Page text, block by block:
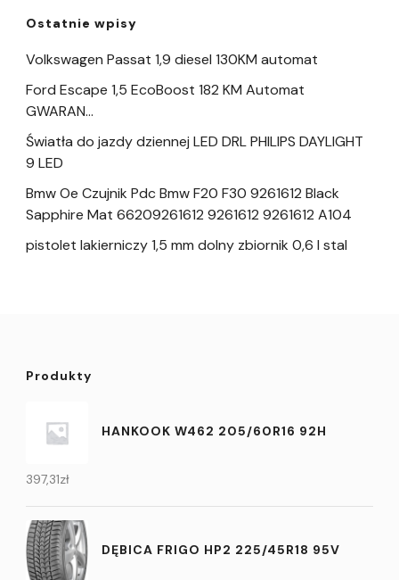
Ostatnie wpisy
Volkswagen Passat 1,9 diesel 130KM automat
Ford Escape 1,5 EcoBoost 182 KM Automat
GWARAN…
Światła do jazdy dziennej LED DRL PHILIPS DAYLIGHT
9 LED
Bmw Oe Czujnik Pdc Bmw F20 F30 9261612 Black
Sapphire Mat 66209261612 9261612 9261612 A104
pistolet lakierniczy 1,5 mm dolny zbiornik 0,6 l stal
Produkty
HANKOOK W462 205/60R16 92H
397,31zł
DĘBICA FRIGO HP2 225/45R18 95V